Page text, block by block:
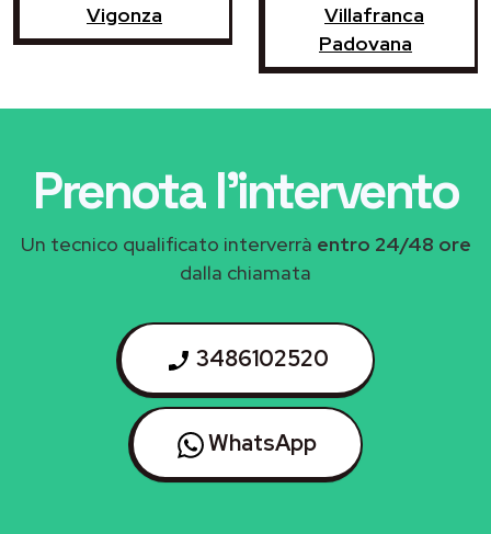
Vigonza
Villafranca
Padovana
Prenota l'intervento
Un tecnico qualificato interverrà entro 24/48 ore
dalla chiamata
3486102520
WhatsApp